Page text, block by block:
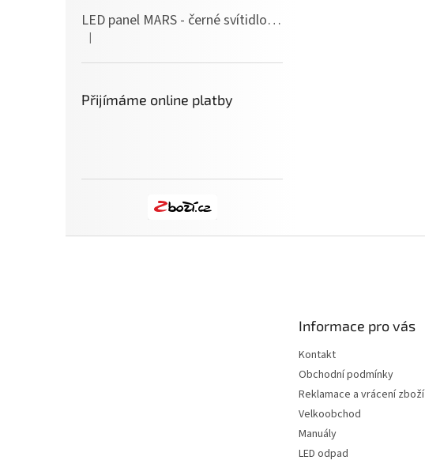
LED panel MARS - černé svítidlo SLIM - 120cm - 36W - 230V - 3600Lm - neutrální bílá
Hodnocení produktu je 5 z 5 hvězdiček.
|
Přijímáme online platby
Informace pro vás
Kontakt
Obchodní podmínky
Reklamace a vrácení zboží
Velkoobchod
Manuály
LED odpad